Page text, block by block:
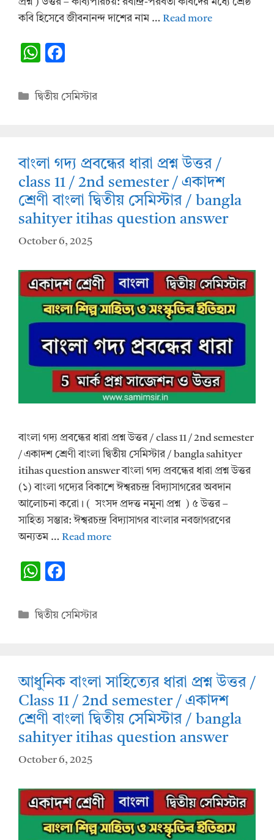
প্রশ্ন ) উত্তর – কাব্যপরিচয়: রবীন্দ্র-পরবর্তী কবিদের মধ্যে শ্রেষ্ঠ
কবি হিসেবে জীবনানন্দ দাশের নাম … Read more
W
at
p
e
k
Categories
দ্বিতীয় সেমিস্টার
বাংলা গদ্য প্রবন্ধের ধারা প্রশ্ন উত্তর /
class 11 / 2nd semester / একাদশ
শ্রেণী বাংলা দ্বিতীয় সেমিস্টার / bangla
sahityer itihas question answer
October 6, 2025
বাংলা গদ্য প্রবন্ধের ধারা প্রশ্ন উত্তর / class 11 / 2nd semester
/ একাদশ শ্রেণী বাংলা দ্বিতীয় সেমিস্টার / bangla sahityer
itihas question answer বাংলা গদ্য প্রবন্ধের ধারা প্রশ্ন উত্তর
(১) বাংলা গদ্যের বিকাশে ঈশ্বরচন্দ্র বিদ্যাসাগরের অবদান
আলোচনা করো। ( সংসদ প্রদত্ত নমুনা প্রশ্ন ) ৫ উত্তর –
সাহিত্য সম্ভার: ঈশ্বরচন্দ্র বিদ্যাসাগর বাংলার নবজাগরণের
অন্যতম … Read more
W
at
p
p
e
k
Categories
দ্বিতীয় সেমিস্টার
আধুনিক বাংলা সাহিত্যের ধারা প্রশ্ন উত্তর /
Class 11 / 2nd semester / একাদশ
শ্রেণী বাংলা দ্বিতীয় সেমিস্টার / bangla
sahityer itihas question answer
October 6, 2025